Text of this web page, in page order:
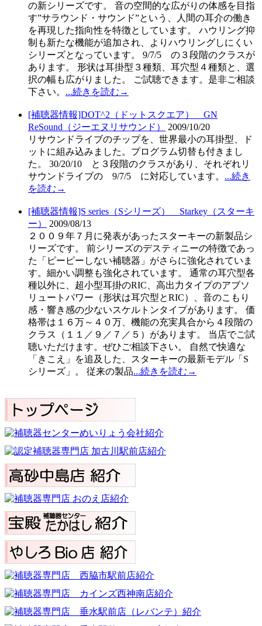
の新シリーズです。 音の空間的な広がりの体感を目指
す”サラウンド・サウンド”という、人間の耳介の働き
を再現した指向性を特徴としています。 ハウリング抑
制も新たな機能が追加され、よりハウリングしにくい
シリーズとなっています。 9/7/5 の３段階のクラスが
あります。 形状は耳掛型３種類、耳穴型４種類と、選
択の幅も広がりました。 ご試聴できます。是非ご相談
下さい。 ...続きを読む→
[補聴器情報]DOT^2（ドットスクエア）＿GN
ReSound（ジーエヌリサウンド）
2009/10/20
リサウンドライブのチップを、世界最小の耳掛型、ド
ットに組み込みました。プログラム切替も付きまし
た。 30/20/10 と３段階のクラスがあり、それぞれリ
サウンドライブの 9/7/5 に対応しています。 ...続き
を読む→
[補聴器情報]S series（Sシリーズ）＿Starkey（スターキ
ー）
2009/08/13
２００９年７月に発表があったスターキーの新製品シ
リーズです。 前シリーズのデスティニーの特徴であっ
た「ピーピーしない補聴器」がさらに強化されていま
す。細かい調整も強化されています。 通常の耳穴型各
種以外に、超小型耳掛のRIC、高出力タイプのアブソ
リュートパワー（形状は耳穴型とRIC）、音のこもり
感・響き感の少ないスケルトンタイプがあります。 価
格帯は１６万～４０万、機能の充実具合から４段階の
クラス（１１／９／７／５）があります。 当店でご試
聴いただけます。ぜひご相談下さい。 自然で快適な
「きこえ」を追及した、スターキーの最新モデル「S
シリーズ」。 従来の製品...続きを読む→